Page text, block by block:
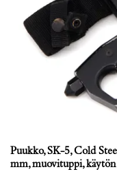
Puukko, SK-5, Cold
mm, muovituppi,